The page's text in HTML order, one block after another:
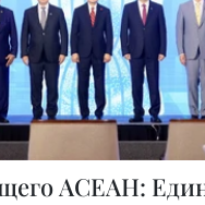
АСЕАН: